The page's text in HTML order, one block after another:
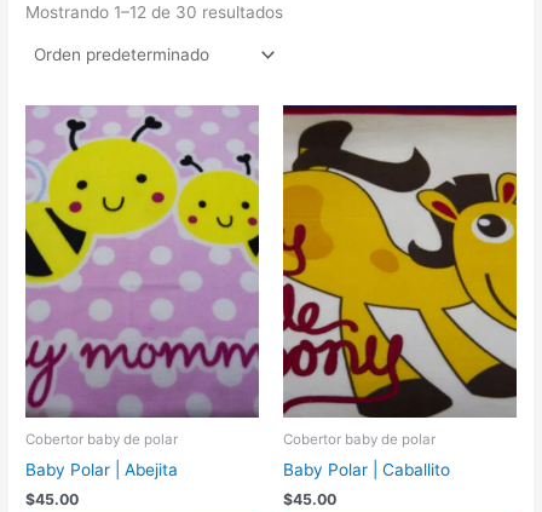
Mostrando 1–12 de 30 resultados
Cobertor baby de polar
Baby Polar | Abejita
$45.00
Cobertor baby de polar
Baby Polar | Caballito
$45.00